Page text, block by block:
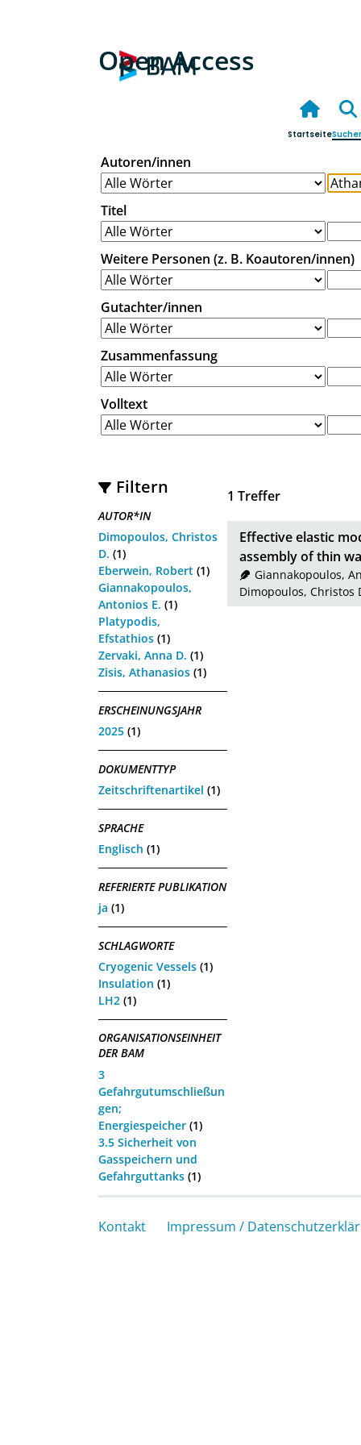
Open Access
Startseite
Autoren/innen
Titel
Weitere Personen (z. B. Koautoren/innen)
Gutachter/innen
Zusammenfassung
Volltext
Filtern
AUTOR*IN
Dimopoulos, Christos
D. (1)
Eberwein, Robert (1)
Giannakopoulos,
Antonios E. (1)
Platypodis,
Efstathios (1)
Zervaki, Anna D. (1)
Zisis, Athanasios (1)
ERSCHEINUNGSJAHR
2025 (1)
DOKUMENTTYP
Zeitschriftenartikel (1)
SPRACHE
Englisch (1)
REFERIERTE PUBLIKATION
ja (1)
SCHLAGWORTE
Cryogenic Vessels (1)
Insulation (1)
LH2 (1)
ORGANISATIONSEINHEIT
DER BAM
3
Gefahrgutumschließun
gen;
Energiespeicher (1)
3.5 Sicherheit von
Gasspeichern und
Gefahrguttanks (1)
1 Treffer
Effective elastic
assembly of thin
Giannakopoulos,
Dimopoulos, Christos
Kontakt Impressum /